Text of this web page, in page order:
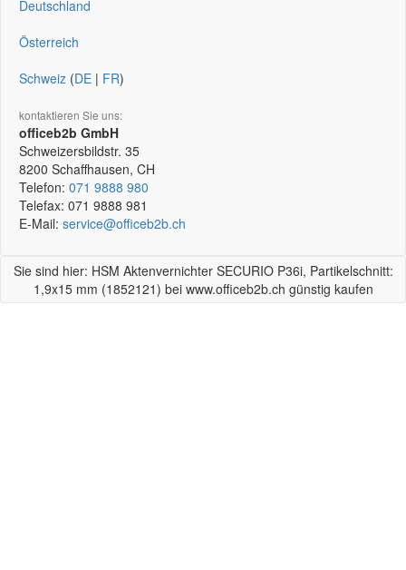
Deutschland
Österreich
Schweiz (DE | FR)
kontaktieren Sie uns:
officeb2b GmbH
Schweizersbildstr. 35
8200 Schaffhausen, CH
Telefon: 071 9888 980
Telefax: 071 9888 981
E-Mail: service@officeb2b.ch
Sie sind hier: HSM Aktenvernichter SECURIO P36i, Partikelschnitt:
1,9x15 mm (1852121) bei www.officeb2b.ch günstig kaufen